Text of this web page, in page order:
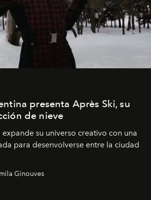
presenta Après Ski, su
de nieve
expande su universo creativo con una
para desenvolverse entre la ciudad
Ginouves